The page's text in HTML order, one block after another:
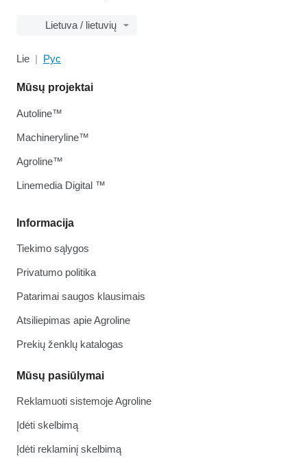
Lietuva / lietuvių
Lie Рус
Informacija
Tiekimo sąlygos
Privatumo politika
Patarimai saugos klausimais
Atsiliepimas apie Agroline
Prekių ženklų katalogas
Mūsų pasiūlymai
Reklamuoti sistemoje Agroline
Įdėti skelbimą
Įdėti reklaminį skelbimą
Mūsų projektai
Autoline™
Machineryline™
Agroline™
Linemedia Digital ™